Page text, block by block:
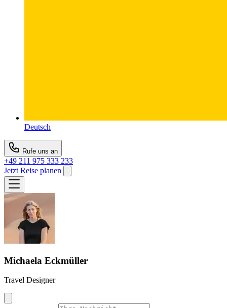
Deutsch
Rufe uns an
+49 211 975 333 233
Jetzt Reise planen
Michaela Eckmüller
Travel Designer